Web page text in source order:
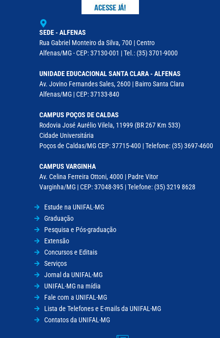
SEDE - ALFENAS
Rua Gabriel Monteiro da Silva, 700 | Centro
Alfenas/MG - CEP: 37130-001 | Tel.: (35) 3701-9000
UNIDADE EDUCACIONAL SANTA CLARA - ALFENAS
Av. Jovino Fernandes Sales, 2600 | Bairro Santa Clara
Alfenas/MG | CEP: 37133-840
CAMPUS POÇOS DE CALDAS
Rodovia José Aurélio Vilela, 11999 (BR 267 Km 533)
Cidade Universitária
Poços de Caldas/MG CEP: 37715-400 | Telefone: (35) 3697-4600
CAMPUS VARGINHA
Av. Celina Ferreira Ottoni, 4000 | Padre Vitor
Varginha/MG | CEP: 37048-395 | Telefone: (35) 3219 8628
Estude na UNIFAL-MG
Graduação
Pesquisa e Pós-graduação
Extensão
Concursos e Editais
Serviços
Jornal da UNIFAL-MG
UNIFAL-MG na mídia
Fale com a UNIFAL-MG
Lista de Telefones e E-mails da UNIFAL-MG
Contatos da UNIFAL-MG